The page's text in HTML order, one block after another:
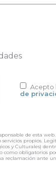
Acepto
de
de esta
propios.
y Culturales)
como obligatorios
reclamación ante